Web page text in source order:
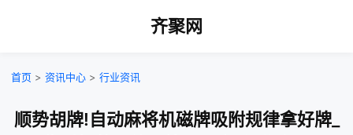
齐聚网
首页 > 资讯中心 > 行业资讯
顺势胡牌!自动麻将机磁牌吸附规律拿好牌_